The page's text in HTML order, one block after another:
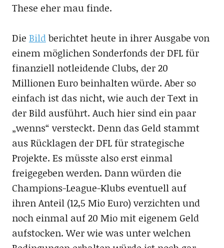
These eher mau finde.
Die Bildberichtet heute in ihrer Ausgabe von
einem möglichen Sonderfonds der DFL für
finanziell notleidende Clubs, der 20
Millionen Euro beinhalten würde. Aber so
einfach ist das nicht, wie auch der Text in
der Bild ausführt. Auch hier sind ein paar
„wenns“ versteckt. Denn das Geld stammt
aus Rücklagen der DFL für strategische
Projekte. Es müsste also erst einmal
freigegeben werden. Dann würden die
Champions-League-Klubs eventuell auf
ihren Anteil (12,5 Mio Euro) verzichten und
noch einmal auf 20 Mio mit eigenem Geld
aufstocken. Wer wie was unter welchen